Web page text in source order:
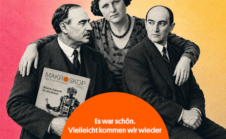
Abonnieren
Anmelden
Passwort vergessen?
Code einlösen
Lesezeichen
Aktuelle Ausgabe
Themenhefte
Spotlight